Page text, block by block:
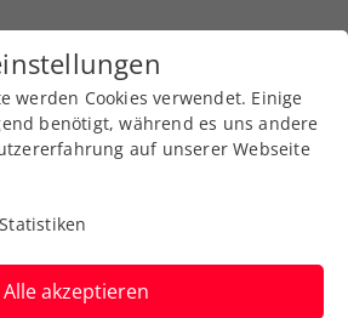
seinen Start
Bank Open
werden Cookies verwendet. Einige
benötigt, während es uns andere
auf unserer Webseite
Statistiken
Alle akzeptieren